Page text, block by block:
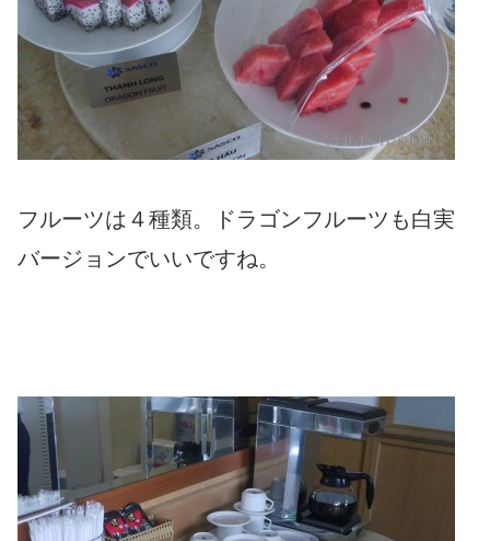
フルーツは４種類。ドラゴンフルーツも白実
バージョンでいいですね。